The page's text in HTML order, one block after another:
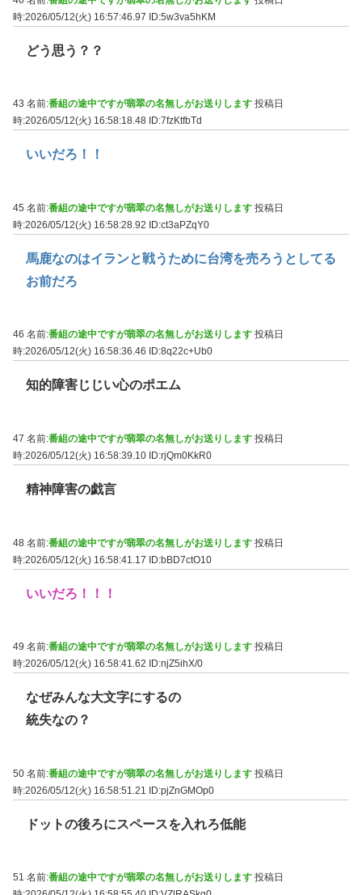
時:2026/05/12(火) 16:57:46.97 ID:5w3va5hKM
どう思う？？
43 名前:番組の途中ですが翡翠の名無しがお送りします 投稿日
時:2026/05/12(火) 16:58:18.48 ID:7fzKtfbTd
いいだろ！！
45 名前:番組の途中ですが翡翠の名無しがお送りします 投稿日
時:2026/05/12(火) 16:58:28.92 ID:ct3aPZqY0
馬鹿なのはイランと戦うために台湾を売ろうとしてる
お前だろ
46 名前:番組の途中ですが翡翠の名無しがお送りします 投稿日
時:2026/05/12(火) 16:58:36.46
ID:8q22c+Ub0
知的障害じじい心のポエム
47 名前:番組の途中ですが翡翠の名無しがお送りします 投稿日
時:2026/05/12(火) 16:58:39.10 ID:rjQm0KkR0
精神障害の戯言
48 名前:番組の途中ですが翡翠の名無しがお送りします 投稿日
時:2026/05/12(火) 16:58:41.17 ID:bBD7ctO10
いいだろ！！！
49 名前:番組の途中ですが翡翠の名無しがお送りします 投稿日
時:2026/05/12(火) 16:58:41.62
ID:njZ5ihX/0
なぜみんな大文字にするの
統失なの？
50 名前:番組の途中ですが翡翠の名無しがお送りします 投稿日
時:2026/05/12(火) 16:58:51.21 ID:pjZnGMOp0
ドットの後ろにスペースを入れろ低能
51 名前:番組の途中ですが翡翠の名無しがお送りします 投稿日